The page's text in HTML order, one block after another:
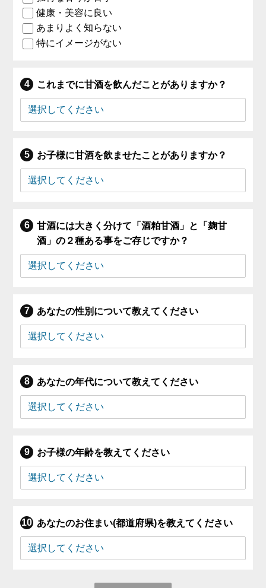
健康・美容に良い
あまりよく知らない
特にイメージがない
これまでに甘酒を飲んだことがありますか？
お子様に甘酒を飲ませたことがありますか？
甘酒には大きく分けて「酒粕甘酒」と「麹甘
酒」の２種ある事をご存じですか？
あなたの性別について教えてください
あなたの年代について教えてください
お子様の年齢を教えてください
あなたのお住まい(都道府県)を教えてください